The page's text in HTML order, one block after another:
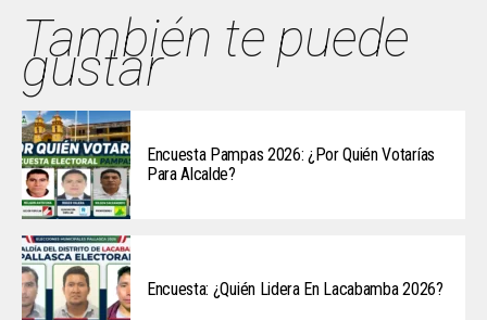
También te puede
gustar
Encuesta Pampas 2026: ¿Por Quién Votarías
Para Alcalde?
Encuesta: ¿Quién Lidera En Lacabamba 2026?